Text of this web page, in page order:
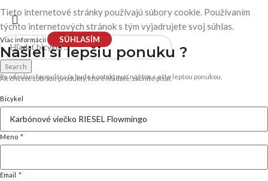
Search
Ak chcete zobraziť produkty, ktoré hľadáte, začnite písať.
Tieto internetové stránky používajú súbory cookie. Používaním
týchto internetových stránok s tým vyjadrujete svoj súhlas.
Viac informácií SÚHLASÍM
Našiel silepšiu ponuku ?
Po odoslaní formulára ťa bude kontaktovať náš tím s ešte lepšou ponukou.
Bicykel
Meno
Email